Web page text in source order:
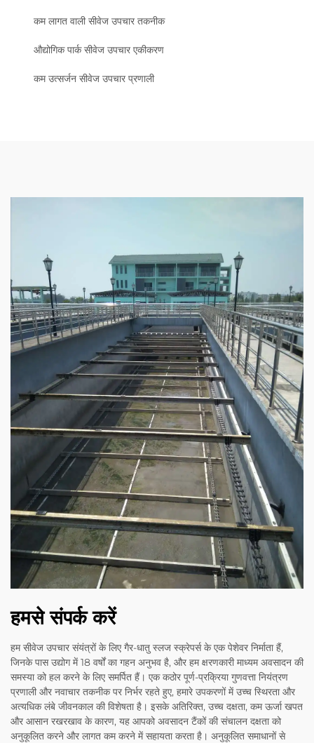
कम लागत वाली सीवेज उपचार तकनीक
औद्योगिक पार्क सीवेज उपचार एकीकरण
कम उत्सर्जन सीवेज उपचार प्रणाली
हमसे संपर्क करें
हम सीवेज उपचार संयंत्रों के लिए गैर-धातु स्लज स्क्रेपर्स के एक पेशेवर निर्माता हैं,
जिनके पास उद्योग में 18 वर्षों का गहन अनुभव है, और हम क्षरणकारी माध्यम अवसादन की
समस्या को हल करने के लिए समर्पित हैं। एक कठोर पूर्ण-प्रक्रिया गुणवत्ता नियंत्रण
प्रणाली और नवाचार तकनीक पर निर्भर रहते हुए, हमारे उपकरणों में उच्च स्थिरता और
अत्यधिक लंबे जीवनकाल की विशेषता है। इसके अतिरिक्त, उच्च दक्षता, कम ऊर्जा खपत
और आसान रखरखाव के कारण, यह आपको अवसादन टैंकों की संचालन दक्षता को
अनुकूलित करने और लागत कम करने में सहायता करता है। अनुकूलित समाधानों से